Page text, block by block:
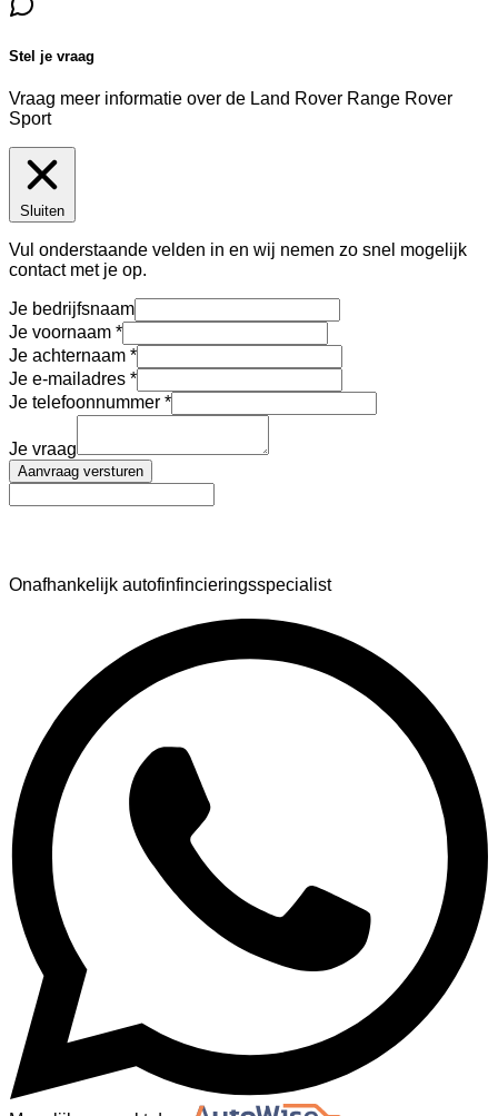
Stel je vraag
Vraag meer informatie over de Land Rover Range Rover
Sport
Sluiten
Vul onderstaande velden in en wij nemen zo snel mogelijk
contact met je op.
Je bedrijfsnaam
Je voornaam
Je achternaam
Je e-mailadres
Je telefoonnummer
Je vraag
Aanvraag versturen
Onafhankelijk autofinfincieringsspecialist